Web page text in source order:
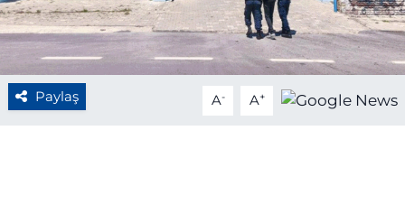
Paylaş A- A+
GÜNCEL
RESMİ İLAN